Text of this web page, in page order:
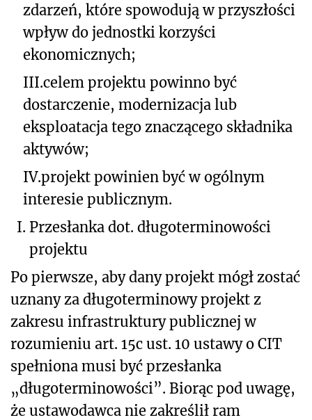
zdarzeń, które spowodują w przyszłości
wpływ do jednostki korzyści
ekonomicznych;
III.celem projektu powinno być
dostarczenie, modernizacja lub
eksploatacja tego znaczącego składnika
aktywów;
IV.projekt powinien być w ogólnym
interesie publicznym.
I. Przesłanka dot. długoterminowości
projektu
Po pierwsze, aby dany projekt mógł zostać
uznany za długoterminowy projekt z
zakresu infrastruktury publicznej w
rozumieniu art. 15c ust. 10 ustawy o CIT
spełniona musi być przesłanka
„długoterminowości”. Biorąc pod uwagę,
że ustawodawca nie zakreślił ram